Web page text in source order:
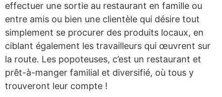
effectuer une sortie au restaurant en famille ou
entre amis ou bien une clientèle qui désire tout
simplement se procurer des produits locaux, en
ciblant également les travailleurs qui œuvrent sur
la route. Les popoteuses, c’est un restaurant et
prêt-à-manger familial et diversifié, où tous y
trouveront leur compte !